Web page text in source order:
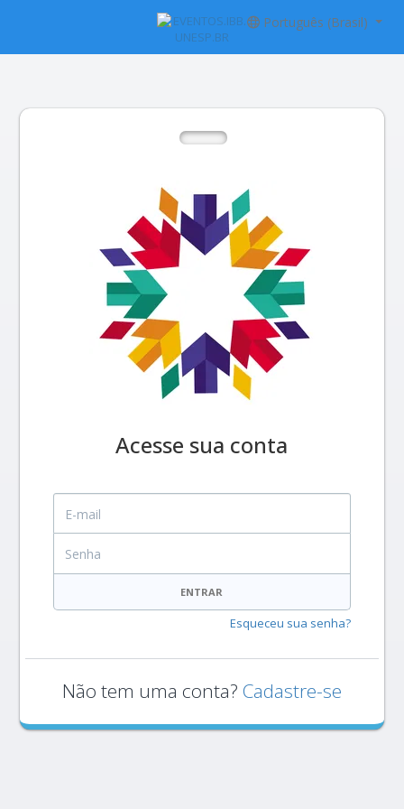
Português (Brasil)
Acesse sua conta
E-mail
ENTRAR
Esqueceu sua senha?
Não tem uma conta? Cadastre-se